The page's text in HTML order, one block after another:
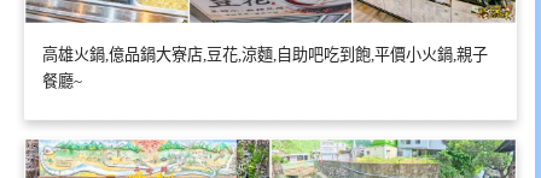
高雄火鍋,億品鍋大寮店,豆花,涼麵,自助吧吃到飽,平價小火鍋,親子
餐廳~